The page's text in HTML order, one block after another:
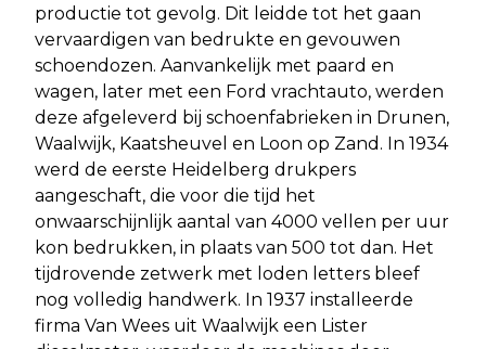
productie tot gevolg. Dit leidde tot het gaan
vervaardigen van bedrukte en gevouwen
schoendozen. Aanvankelijk met paard en
wagen, later met een Ford vrachtauto, werden
deze afgeleverd bij schoenfabrieken in Drunen,
Waalwijk, Kaatsheuvel en Loon op Zand. In 1934
werd de eerste Heidelberg drukpers
aangeschaft, die voor die tijd het
onwaarschijnlijk aantal van 4000 vellen per uur
kon bedrukken, in plaats van 500 tot dan. Het
tijdrovende zetwerk met loden letters bleef
nog volledig handwerk. In 1937 installeerde
firma Van Wees uit Waalwijk een Lister